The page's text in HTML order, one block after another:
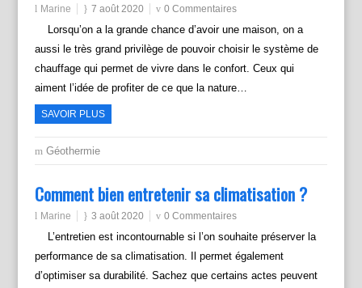
Marine 7 août 2020 0 Commentaires
Lorsqu’on a la grande chance d’avoir une maison, on a
aussi le très grand privilège de pouvoir choisir le système de
chauffage qui permet de vivre dans le confort. Ceux qui
aiment l’idée de profiter de ce que la nature…
SAVOIR PLUS
Géothermie
Comment bien entretenir sa climatisation ?
Marine 3 août 2020 0 Commentaires
L’entretien est incontournable si l’on souhaite préserver la
performance de sa climatisation. Il permet également
d’optimiser sa durabilité. Sachez que certains actes peuvent